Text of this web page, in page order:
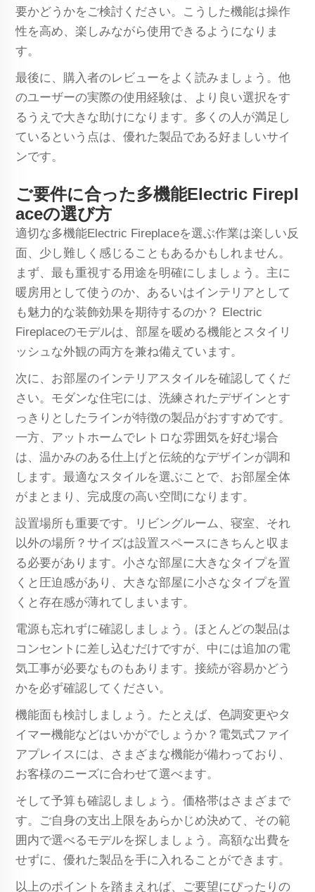
要かどうかをご検討ください。こうした機能は操作
性を高め、楽しみながら使用できるようになりま
す。
最後に、購入者のレビューをよく読みましょう。他
のユーザーの実際の使用経験は、より良い選択をす
るうえで大きな助けになります。多くの人が満足し
ているという点は、優れた製品である好ましいサイ
ンです。
ご要件に合った多機能Electric Firepl
aceの選び方
適切な多機能Electric Fireplaceを選ぶ作業は楽しい反
面、少し難しく感じることもあるかもしれません。
まず、最も重視する用途を明確にしましょう。主に
暖房用として使うのか、あるいはインテリアとして
も魅力的な装飾効果を期待するのか？ Electric
Fireplaceのモデルは、部屋を暖める機能とスタイリ
ッシュな外観の両方を兼ね備えています。
次に、お部屋のインテリアスタイルを確認してくだ
さい。モダンな住宅には、洗練されたデザインとす
っきりとしたラインが特徴の製品がおすすめです。
一方、アットホームでレトロな雰囲気を好む場合
は、温かみのある仕上げと伝統的なデザインが調和
します。最適なスタイルを選ぶことで、お部屋全体
がまとまり、完成度の高い空間になります。
設置場所も重要です。リビングルーム、寝室、それ
以外の場所？サイズは設置スペースにきちんと収ま
る必要があります。小さな部屋に大きなタイプを置
くと圧迫感があり、大きな部屋に小さなタイプを置
くと存在感が薄れてしまいます。
電源も忘れずに確認しましょう。ほとんどの製品は
コンセントに差し込むだけですが、中には追加の電
気工事が必要なものもあります。接続が容易かどう
かを必ず確認してください。
機能面も検討しましょう。たとえば、色調変更やタ
イマー機能などはいかがでしょうか？電気式ファイ
アプレイスには、さまざまな機能が備わっており、
お客様のニーズに合わせて選べます。
そして予算も確認しましょう。価格帯はさまざまで
す。ご自身の支出上限をあらかじめ決めて、その範
囲内で選べるモデルを探しましょう。高額な出費を
せずに、優れた製品を手に入れることができます。
以上のポイントを踏まえれば、ご要望にぴったりの